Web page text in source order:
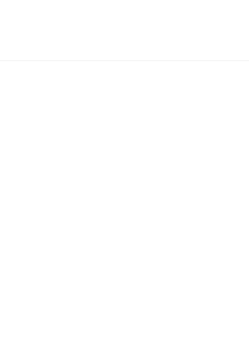
계에 관한 자신의 기억을 최초로 세상에 알렸다. 이
과 위로로 바뀌게 해주는 아주 특별한 기행문이다.